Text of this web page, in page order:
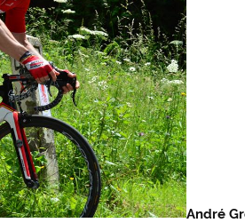
André